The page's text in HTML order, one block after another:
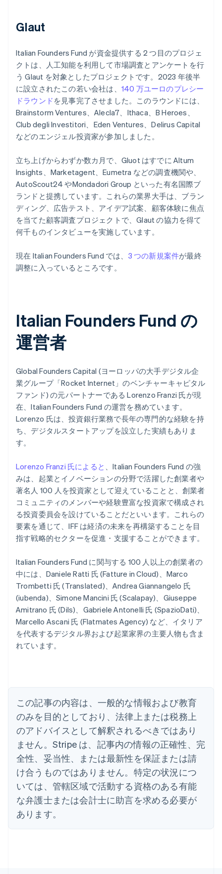
Glaut
Italian Founders Fund が資金提供する 2 つ目のプロジェ
クトは、人工知能を利用して市場調査とアンケートを行
う Glaut を対象としたプロジェクトです。2023 年後半
に設立されたこの若い会社は、 140 万ユーロのプレシー
ドラウンド を見事完了させました。このラウンドには、
Brainstorm Ventures、Alecla7、Ithaca、B Heroes、
Club degli Investitori、Eden Ventures、Delirus Capital
などのエンジェル投資家が参加しました。
立ち上げからわずか数カ月で、Gluot はすでに Altum
Insights、Marketagent、Eumetra などの調査機関や、
AutoScout24 やMondadori Group といった有名国際ブ
ランドと提携しています。これらの業界大手は、ブラン
ディング、広告テスト、アイデア試案、顧客体験に焦点
を当てた顧客調査プロジェクトで、Glaut の協力を得て
何千ものインタビューを実施しています。
現在 Italian Founders Fund では、 3 つの新規案件が最終
調整に入っているところです。
Italian Founders Fund の
運営者
Global Founders Capital (ヨーロッパの大手デジタル企
業グループ「Rocket Internet」のベンチャーキャピタル
ファンド) の元パートナーである Lorenzo Franzi 氏が現
在、Italian Founders Fund の運営を務めています。
Lorenzo 氏は、投資銀行業務で長年の専門的な経験を持
ち、デジタルスタートアップを設立した実績もありま
す。
Lorenzo Franzi 氏によると 、Italian Founders Fund の強
みは、起業とイノベーションの分野で活躍した創業者や
著名人 100 人を投資家として迎えていることと、創業者
コミュニティのメンバーや経験豊富な投資家で構成され
る投資委員会を設けていることだといいます。これらの
要素を通じて、IFF は経済の未来を再構築することを目
指す戦略的セクターを促進・支援することができます。
Italian Founders Fund に関与する 100 人以上の創業者の
中には、Daniele Ratti 氏 (Fatture in Cloud)、Marco
Trombetti 氏 (Translated)、Andrea Giannangelo 氏
(iubenda)、Simone Mancini 氏 (Scalapay)、Giuseppe
Amitrano 氏 (Dils)、Gabriele Antonelli 氏 (SpazioDati)、
Marcello Ascani 氏 (Flatmates Agency) など、イタリア
を代表するデジタル界および起業家界の主要人物も含ま
れています。
この記事の内容は、一般的な情報および教育
のみを目的としており、法律上または税務上
のアドバイスとして解釈されるべきではあり
ません。Stripe は、記事内の情報の正確性、完
全性、妥当性、または最新性を保証または請
け合うものではありません。特定の状況につ
いては、管轄区域で活動する資格のある有能
な弁護士または会計士に助言を求める必要が
あります。
アイルランド
English
アメリカ
イギリス
イタリア
Italiano English
インド
English
エストニア
English
オーストラリア
English
オーストリア
Deutsch English
オランダ
Nederlands